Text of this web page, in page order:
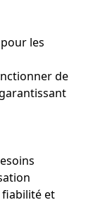
les
de
et
les
pour le
et
des